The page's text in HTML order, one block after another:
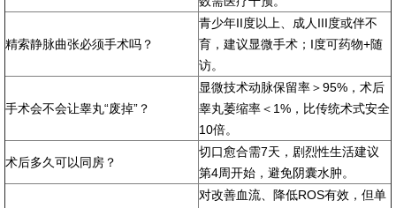
精索静脉曲张必须手术吗？
青少年II度以上、成人III度或伴不
育，建议显微手术；I度可药物+随
访。
手术会不会让睾丸“废掉”？
显微技术动脉保留率＞95%，术后
睾丸萎缩率＜1%，比传统术式安全
10倍。
术后多久可以同房？
切口愈合需7天，剧烈性生活建议
第4周开始，避免阴囊水肿。
对改善血流、降低ROS有效，但单